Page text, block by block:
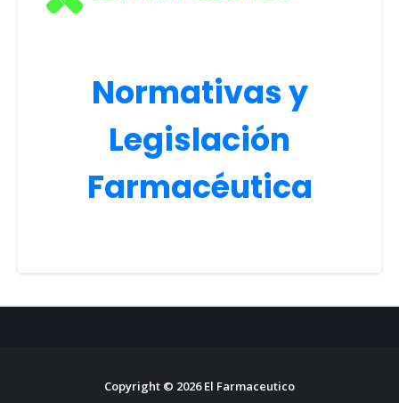
Normativas y
Legislación
Farmacéutica
Copyright © 2026El Farmaceutico